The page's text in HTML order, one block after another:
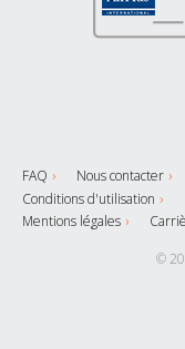
FAQ Nous contacter
Conditions d'utilisation
Mentions légales
©